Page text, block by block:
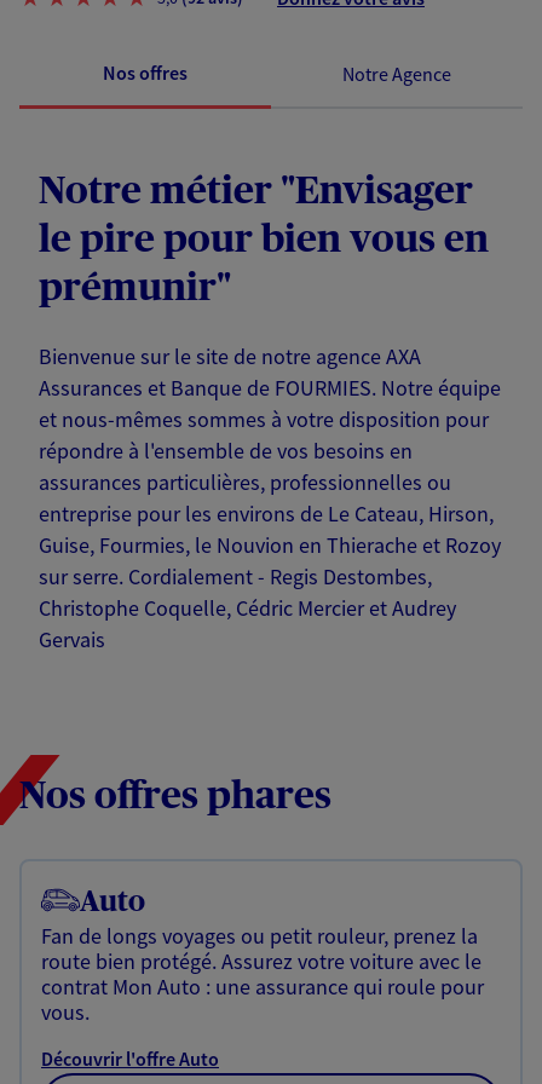
Nos offres Notre Agence
Notre métier "Envisager
le pire pour bien vous en
prémunir"
Bienvenue sur le site de notre agence AXA
Assurances et Banque de FOURMIES. Notre équipe
et nous-mêmes sommes à votre disposition pour
répondre à l'ensemble de vos besoins en
assurances particulières, professionnelles ou
entreprise pour les environs de Le Cateau, Hirson,
Guise, Fourmies, le Nouvion en Thierache et Rozoy
sur serre. Cordialement - Regis Destombes,
Christophe Coquelle, Cédric Mercier et Audrey
Gervais
Nos offres phares
Auto
Fan de longs voyages ou petit rouleur, prenez la
route bien protégé. Assurez votre voiture avec le
contrat Mon Auto : une assurance qui roule pour
vous.
Découvrir l'offre Auto